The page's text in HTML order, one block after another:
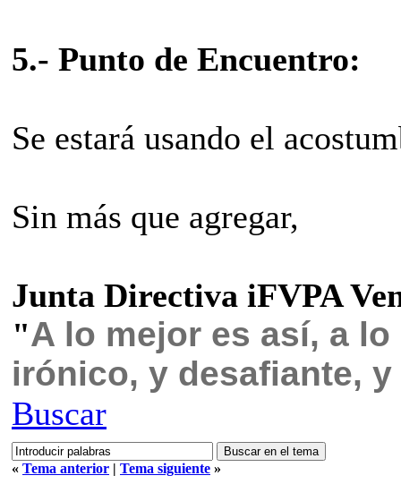
5.- Punto de Encuentro:
Se estará usando el
Sin más que agregar,
Junta Directiva iFVPA
"A lo mejor es así, a
irónico, y desafiante,
Buscar
« Tema anterior | Tema siguiente »